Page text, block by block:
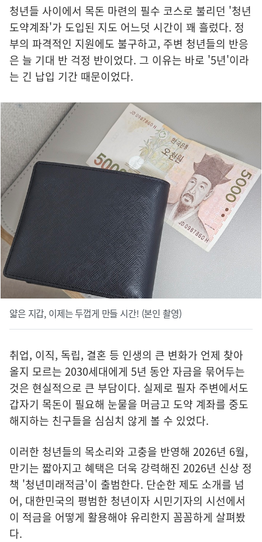
청년들 사이에서 목돈 마련의 필수 코스로 불리던 '청년
도약계좌'가 도입된 지도 어느덧 시간이 꽤 흘렀다. 정
부의 파격적인 지원에도 불구하고, 주변 청년들의 반응
은 늘 기대 반 걱정 반이었다. 그 이유는 바로 '5년'이라
는 긴 납입 기간 때문이었다.
얇은 지갑, 이제는 두껍게 만들 시간! (본인 촬영)
취업, 이직, 독립, 결혼 등 인생의 큰 변화가 언제 찾아
올지 모르는 2030세대에게 5년 동안 자금을 묶어두는
것은 현실적으로 큰 부담이다. 실제로 필자 주변에서도
갑자기 목돈이 필요해 눈물을 머금고 도약 계좌를 중도
해지하는 친구들을 심심치 않게 볼 수 있었다.
이러한 청년들의 목소리와 고충을 반영해 2026년 6월,
만기는 짧아지고 혜택은 더욱 강력해진 2026년 신상 정
책 '청년미래적금'이 출범한다. 단순한 제도 소개를 넘
어, 대한민국의 평범한 청년이자 시민기자의 시선에서
이 적금을 어떻게 활용해야 유리한지 꼼꼼하게 살펴봤
다.